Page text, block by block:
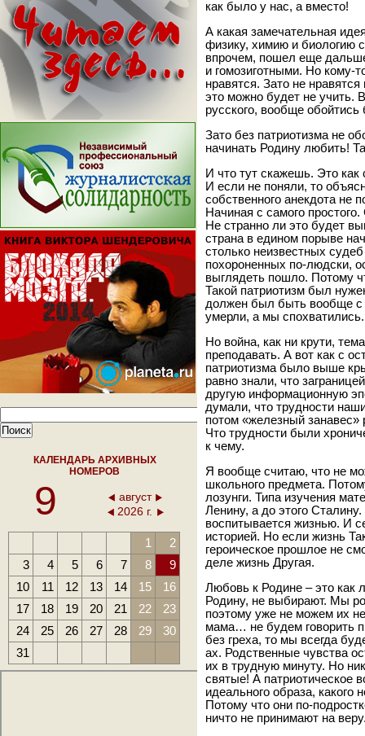
КАЛЕНДАРЬ АРХИВНЫХ
НОМЕРОВ
9
август
2026 г.
1
2
3
4 5 6 7 8
9
10
11 12 13 14 15
16
17
18 19 20 21 22
23
24
25 26 27 28 29
30
31
как было у нас, а вместо!
А какая замечательная
физику, химию и биологию
впрочем, пошел еще
и гомозиготными. Но кому-
нравятся. Зато не
это можно будет не учить.
русского, вообще обойтись
Зато без патриотизма не
начинать Родину любить!
И что тут скажешь. Это как
И если не поняли, то
собственного анекдота не
Начиная с самого
Не странно ли это будет
страна в едином порыве
столько неизвестных
похороненных по-людски,
выглядеть пошло. Потому
Такой патриотизм был
должен был быть вообще с
умерли, а мы спохватились.
Но война, как ни крути,
преподавать. А вот как с
патриотизма было выше
равно знали, что
другую информационную
думали, что трудности
потом «железный занавес»
Что трудности были
к чему.
Я вообще считаю, что не
школьного предмета.
лозунги. Типа изучения
Ленину, а до этого
воспитывается жизнью. И
историей. Но если жизнь
героическое прошлое не
деле жизнь Другая.
Любовь к Родине – это как
Родину, не выбирают. Мы
поэтому уже не можем их
мама… не будем говорить
без греха, то мы всегда
ах. Родственные чувства
их в трудную минуту. Но
святые! А патриотическое
идеального образа, какого
Потому что они по-
ничто не принимают на